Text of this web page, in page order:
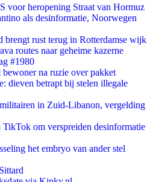
voor heropening Straat van Hormuz
als desinformatie, Noorwegen
brengt rust terug in Rotterdamse wijk
routes naar geheime kazerne
#1980
na ruzie over pakket
dieven betrapt bij stelen illegale
in Zuid-Libanon, vergelding
om verspreiden desinformatie
het embryo van ander stel